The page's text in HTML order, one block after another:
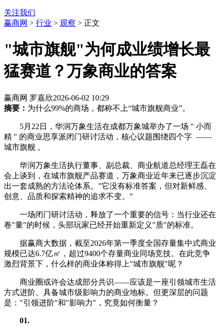
关注我们
赢商网 > 行业 > 观察 > 正文
"城市旗舰"为何成业绩增长最
猛赛道？万象商业的答案
赢商网 罗嘉欣2026-06-02 10:29
摘要： 为什么99%的商场，都称不上“城市旗舰商业”。
5月22日，华润万象生活在成都万象城举办了一场 " 小而
精 " 的商业思享派闭门研讨活动，核心议题围绕四个字 ——
城市旗舰 。
华润万象生活执行董事、副总裁、商业航道总经理王磊在
会上谈到，在城市旗舰产品赛道，万象商业近年来已逐步沉淀
出一套成熟的方法论体系。"它没有标准答案，但对新鲜感、
创意、品质和探索精神的追求不变。"
一场闭门研讨活动，释放了一个重要的信号：当行业还在
卷"量"的时候，头部玩家已经开始重新定义"质"的标准。
据赢商大数据，截至2026年第一季度全国存量集中式商业
规模已达6.7亿㎡，超过9400个存量商业同场竞技。在此竞争
激烈背景下，什么样的商业体称得上"城市旗舰"呢？
商业圈或许会达成部分共识——应该是一座引领城市生活
方式进阶、具备城市级影响力的商业地标。但更深层的问题
是："引领进阶"和"影响力"，究竟如何衡量？
01.